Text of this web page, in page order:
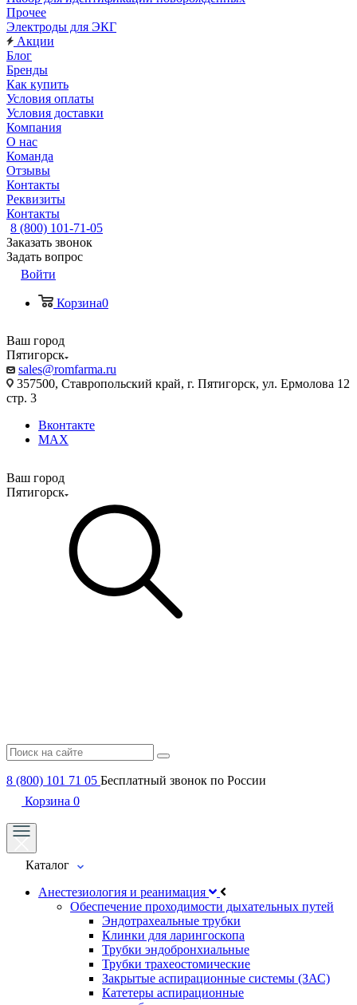
Прочее
Электроды для ЭКГ
Акции
Блог
Бренды
Как купить
Условия оплаты
Условия доставки
Компания
О нас
Команда
Отзывы
Контакты
Реквизиты
Контакты
8 (800) 101-71-05
Заказать звонок
Задать вопрос
Войти
Корзина0
Ваш город
Пятигорск
sales@romfarma.ru
357500, Ставропольский край, г. Пятигорск, ул. Ермолова 12
стр. 3
Вконтакте
MAX
Ваш город
Пятигорск
8 (800) 101 71 05 Бесплатный звонок по России
Корзина 0
Каталог
Анестезиология и реанимация
Обеспечение проходимости дыхательных путей
Эндотрахеальные трубки
Клинки для ларингоскопа
Трубки эндобронхиальные
Трубки трахеостомические
Закрытые аспирационные системы (ЗАС)
Катетеры аспирационные